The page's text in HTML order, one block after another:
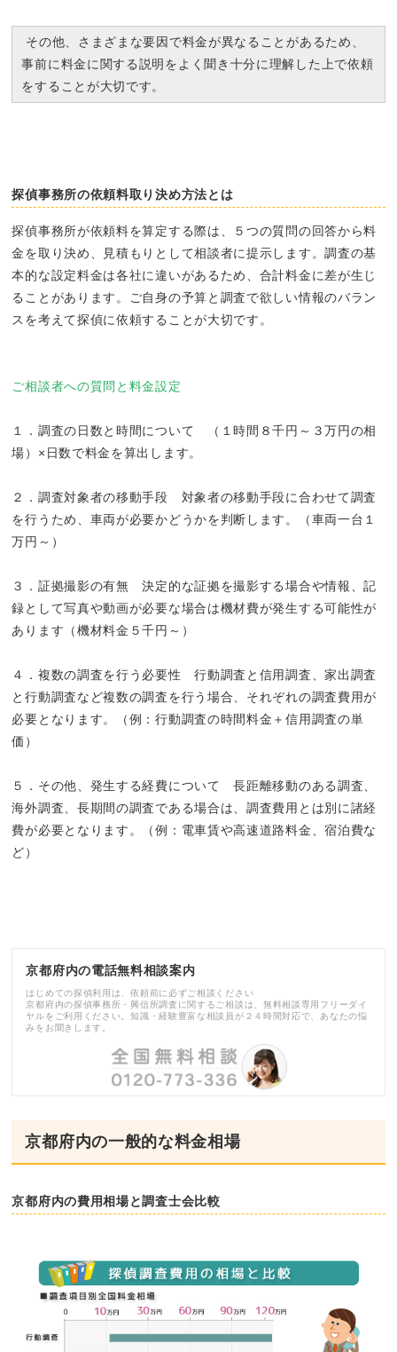
その他、さまざまな要因で料金が異なることがあるため、
事前に料金に関する説明をよく聞き十分に理解した上で依頼
をすることが大切です。
探偵事務所の依頼料取り決め方法とは
探偵事務所が依頼料を算定する際は、５つの質問の回答から料
金を取り決め、見積もりとして相談者に提示します。調査の基
本的な設定料金は各社に違いがあるため、合計料金に差が生じ
ることがあります。ご自身の予算と調査で欲しい情報のバラン
スを考えて探偵に依頼することが大切です。
ご相談者への質問と料金設定
１．調査の日数と時間について （１時間８千円～３万円の相
場）×日数で料金を算出します。
２．調査対象者の移動手段 対象者の移動手段に合わせて調査
を行うため、車両が必要かどうかを判断します。（車両一台１
万円～）
３．証拠撮影の有無 決定的な証拠を撮影する場合や情報、記
録として写真や動画が必要な場合は機材費が発生する可能性が
あります（機材料金５千円～）
４．複数の調査を行う必要性 行動調査と信用調査、家出調査
と行動調査など複数の調査を行う場合、それぞれの調査費用が
必要となります。（例：行動調査の時間料金＋信用調査の単
価）
５．その他、発生する経費について 長距離移動のある調査、
海外調査、長期間の調査である場合は、調査費用とは別に諸経
費が必要となります。（例：電車賃や高速道路料金、宿泊費な
ど）
京都府内の電話無料相談案内
はじめての探偵利用は、依頼前に必ずご相談ください
京都府内の探偵事務所・興信所調査に関するご相談は、無料相談専用フリーダイ
ヤルをご利用ください。知識・経験豊富な相談員が２４時間対応で、あなたの悩
みをお聞きします。
京都府内の一般的な料金相場
京都府内の費用相場と調査士会比較